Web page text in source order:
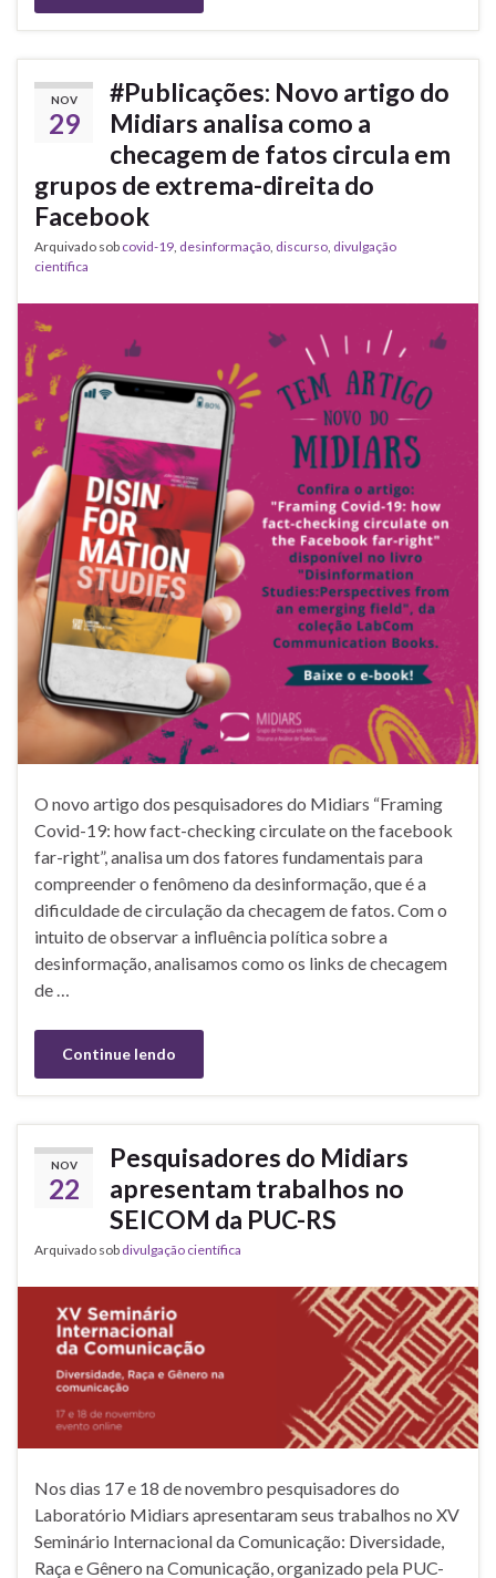
NOV
29
#Publicações: Novo artigo do
Midiars analisa como a
checagem de fatos circula em
grupos de extrema-direita do
Facebook
Arquivado sob covid-19, desinformação, discurso, divulgação
científica
O novo artigo dos pesquisadores do Midiars “Framing
Covid-19: how fact-checking circulate on the facebook
far-right”, analisa um dos fatores fundamentais para
compreender o fenômeno da desinformação, que é a
dificuldade de circulação da checagem de fatos. Com o
intuito de observar a influência política sobre a
desinformação, analisamos como os links de checagem
de …
Continue lendo
NOV
22
Pesquisadores do Midiars
apresentam trabalhos no
SEICOM da PUC-RS
Arquivado sob divulgação científica
Nos dias 17 e 18 de novembro pesquisadores do
Laboratório Midiars apresentaram seus trabalhos no XV
Seminário Internacional da Comunicação: Diversidade,
Raça e Gênero na Comunicação, organizado pela PUC-